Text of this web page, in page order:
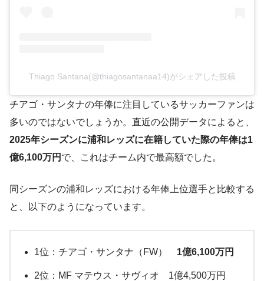
Thiago Santana(@thiagosantanaa14)がシェアした投稿
チアゴ・サンタナの年俸に注目しているサッカーファンは
多いのではないでしょうか。直近の公開データによると、
2025年シーズンに浦和レッズに在籍していた際の年俸は1
億6,100万円 で、これはチーム内で最高額でした。
同シーズンの浦和レッズにおける年俸上位選手と比較する
と、以下のようになっています。
1位：チアゴ・サンタナ（FW） 1億6,100万円
2位：MF マテウス・サヴィオ 1億4,500万円